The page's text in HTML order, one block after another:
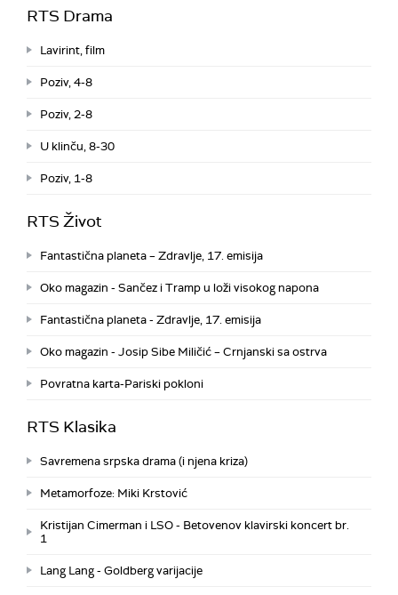
RTS Drama
Lavirint, film
Poziv, 4-8
Poziv, 2-8
U klinču, 8-30
Poziv, 1-8
RTS Život
Fantastična planeta – Zdravlje, 17. emisija
Oko magazin - Sančez i Tramp u loži visokog napona
Fantastična planeta - Zdravlje, 17. emisija
Oko magazin - Josip Sibe Miličić – Crnjanski sa ostrva
Povratna karta-Pariski pokloni
RTS Klasika
Savremena srpska drama (i njena kriza)
Metamorfoze: Miki Krstović
Kristijan Cimerman i LSO - Betovenov klavirski koncert br.
1
Lang Lang - Goldberg varijacije